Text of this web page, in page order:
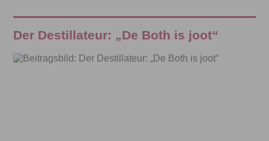
Der Destillateur: „De Both is joot“